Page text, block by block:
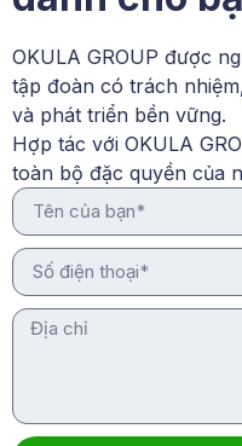
OKULA GROUP được
tập đoàn có trách
và phát triển bền vững.
Hợp tác với OKULA
toàn bộ đặc quyền của